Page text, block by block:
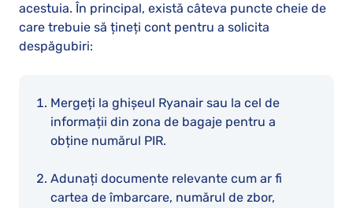
acestuia. În principal, există câteva puncte cheie de
care trebuie să țineți cont pentru a solicita
despăgubiri:
Mergeți la ghișeul Ryanair sau la cel de
informații din zona de bagaje pentru a
obține numărul PIR.
Adunați documente relevante cum ar fi
cartea de îmbarcare, numărul de zbor,